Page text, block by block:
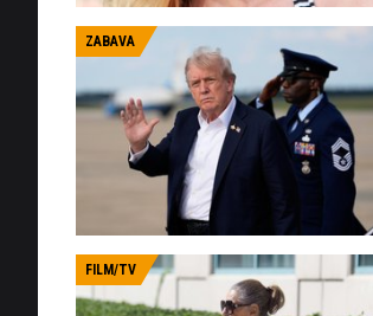
ZABAVA
FILM/TV